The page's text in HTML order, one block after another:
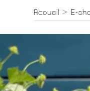
Accueil > E-